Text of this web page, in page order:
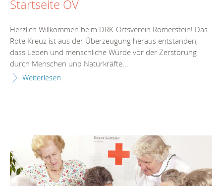
Startseite OV
Herzlich Willkommen beim DRK-Ortsverein Römerstein! Das
Rote Kreuz ist aus der Überzeugung heraus entstanden,
dass Leben und menschliche Würde vor der Zerstörung
durch Menschen und Naturkräfte...
Weiterlesen